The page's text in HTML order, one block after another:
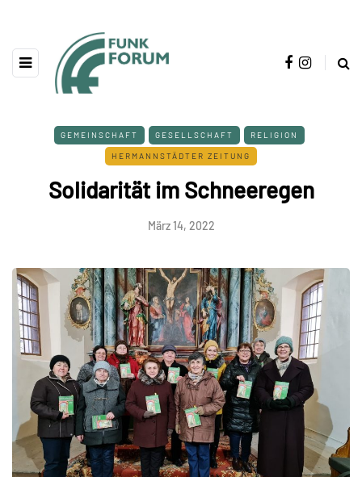
GEMEINSCHAFT GESELLSCHAFT RELIGION
HERMANNSTÄDTER ZEITUNG
Solidarität im Schneeregen
März 14, 2022